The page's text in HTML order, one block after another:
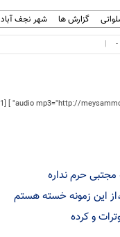
گزارش ها شهر نجف آباد
-
حرم نداره
این زمونه خسته هستم
و کرده